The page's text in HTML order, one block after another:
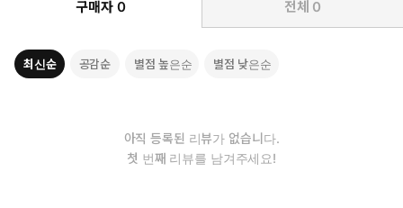
근력을 통해 아이가 잘 성장하도록(Growing) 도와주자는 뜻이다.
김주환 교수는 이 책에서 부모가 극성을 부릴수록 아이의 성적이
오를 거라고 생각하는 건 큰 착각이며, 부모가 그토록 바라는 성
적 향상의 관건은 성취력의 근원인 ‘그릿’을 갖추고 있느냐에 달렸
가장 효과적이고도 빠른 길”이라는 것. 또한 이러한 마음근력 훈
련이 꾸준히 이루어질 때 아이는 공부 잘하는 것을 넘어 무슨 일을
구매자 0 전체 0
최신순 공감순 별점 높은순 별점 낮은순
아직 등록된 리뷰가 없습니다.
첫 번째 리뷰를 남겨주세요!